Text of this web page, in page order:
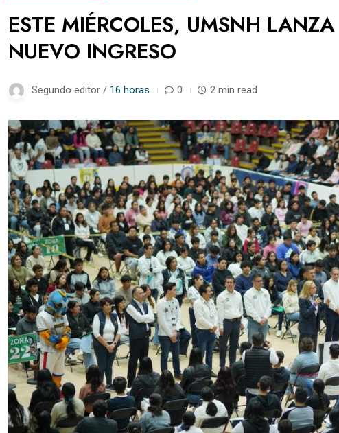
ESTE MIÉRCOLES, UMSNH
NUEVO INGRESO
Segundo editor / 16 horas 0 2 min read